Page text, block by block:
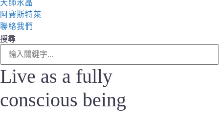
大師水晶
阿賽斯特萊
聯絡我們
搜尋
Live as a fully
conscious being